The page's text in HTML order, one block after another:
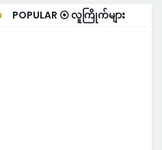
POPULAR ⦿ လူကြိုက်များ